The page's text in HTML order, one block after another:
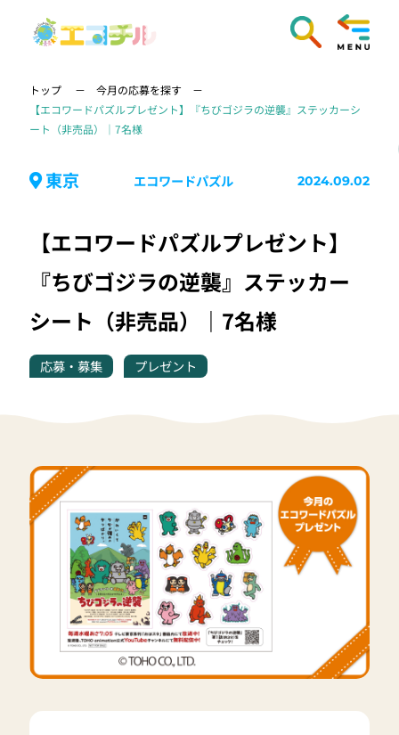
トップ
今月の応募を探す
【エコワードパズルプレゼント】『ちびゴジラの逆襲』ステッカーシ
ート（非売品）｜7名様
東京 エコワードパズル 2024.09.02
【エコワードパズルプレゼント】
『ちびゴジラの逆襲』ステッカー
シート（非売品）｜7名様
応募・募集 プレゼント